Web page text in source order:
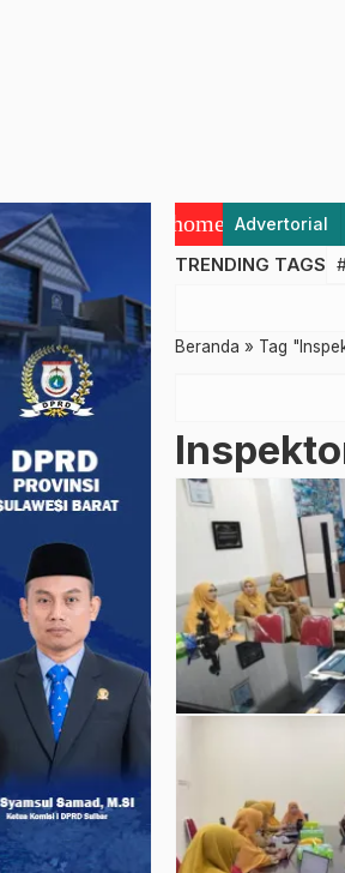
home Advertorial
TRENDING TAGS
Beranda » Tag